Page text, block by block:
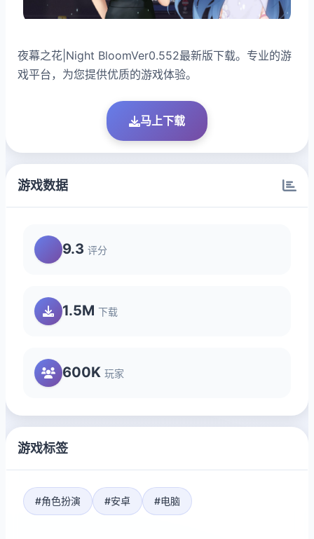
夜幕之花|Night BloomVer0.552最新版下载。专业的游
戏平台，为您提供优质的游戏体验。
马上下载
游戏数据
9.3 评分
1.5M 下载
600K 玩家
游戏标签
#角色扮演 #安卓 #电脑